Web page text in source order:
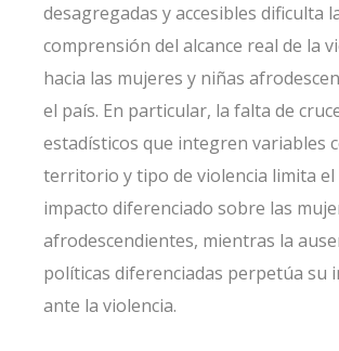
desagregadas y accesibles dificulta
comprensión del alcance real de la
hacia las mujeres y niñas
el país. En particular, la falta de
estadísticos que integren variables
territorio y tipo de violencia limita el
impacto diferenciado sobre las
afrodescendientes, mientras la
políticas diferenciadas perpetúa su
ante la violencia.